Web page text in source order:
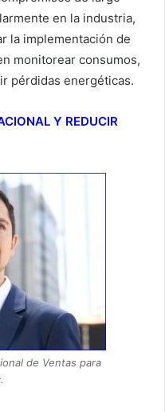
en la industria,
la implementación de
monitorear consumos,
pérdidas energéticas.
Y REDUCIR
de Ventas para